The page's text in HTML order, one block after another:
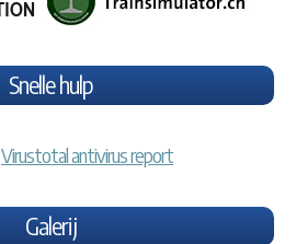
Snelle hulp
Virustotal antivirus report
Galerij